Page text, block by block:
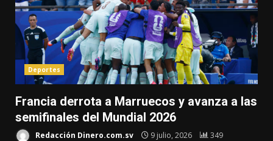
Deportes
Francia derrota a Marruecos y avanza a las
semifinales del Mundial 2026
Redacción Dinero.com.sv 9 julio, 2026 349